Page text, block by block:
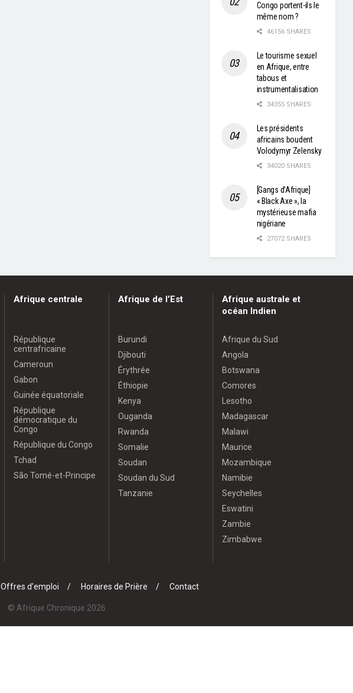
Congo portent-ils le
même nom ?
46156 SHARES
Le tourisme sexuel
en Afrique, entre
tabous et
instrumentalisation
34355 SHARES
Les présidents
africains boudent
Volodymyr Zelensky
34020 SHARES
[Gangs d’Afrique]
« Black Axe », la
mystérieuse mafia
nigériane
27072 SHARES
Afrique centrale
République
centrafricaine
Cameroun
Gabon
Guinée équatoriale
République
démocratique du
Congo
République du Congo
Tchad
São Tomé-et-Principe
Afrique de l’Est
Burundi
Djibouti
Érythrée
Éthiopie
Kenya
Ouganda
Rwanda
Somalie
Soudan
Soudan du Sud
Tanzanie
Afrique australe et
océan Indien
Afrique du Sud
Angola
Botswana
Comores
Lesotho
Madagascar
Malawi
Maurice
Mozambique
Namibie
Seychelles
Eswatini
Zambie
Zimbabwe
Offres d’emploi Horaires de Prière Contact
© Afrique Chronique 2026